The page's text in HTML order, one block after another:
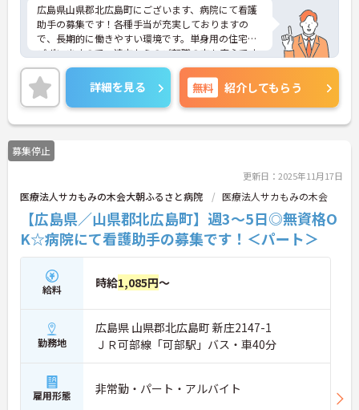
広島県山県郡北広島町にございます、病院にて看護
助手の募集です！各種手当が充実しておりますの
で、長期的に働きやすい環境です。単身用の住宅が
ございますので、遠方からのご転職の方も安心です
★
ご興味のある方は、マイナビ介護職までお問い合わ
せください。
詳細を見る 無料 紹介してもらう
募集停止
更新日：2025年11月17日
医療法人サカもみの木会大朝ふるさと病院 医療法人サカもみの木会
【広島県／山県郡北広島町】週3～5日◎無資格O
K☆病院にて看護助手の募集です！＜パート＞
給料 時給1,085円～
勤務地
広島県 山県郡北広島町 新庄2147-1
ＪＲ可部線「可部駅」バス・車40分
雇用形態 非常勤・パート・アルバイト